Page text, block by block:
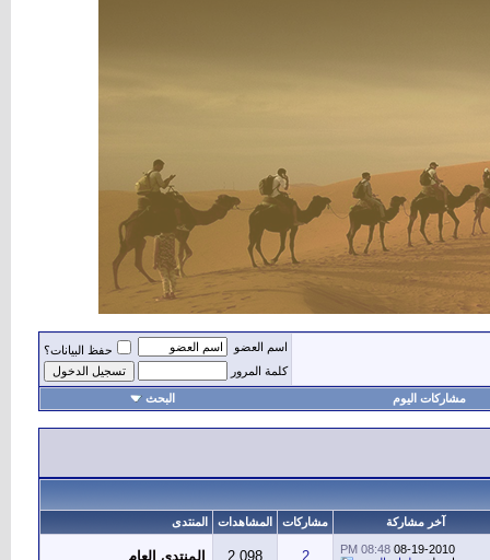
اسم العضو
حفظ البيانات؟
كلمة المرور
مشاركات اليوم البحث
آخر مشاركة مشاركات المشاهدات المنتدى
08-19-2010
08:48 PM
2
2,098 المنتدى العام